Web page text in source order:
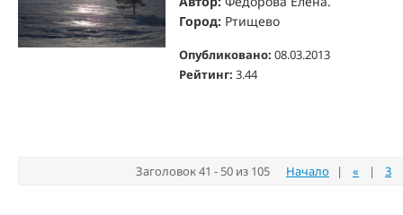
Город: Ртищево
Опубликовано: 08.03.2013
Рейтинг: 3.44
Заголовок 41 - 50 из 105 Начало | « | 3